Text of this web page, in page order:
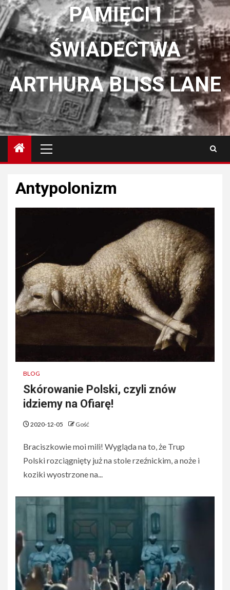
PAMIĘCI I
ŚWIADECTWA
ARTHURA BLISS LANE
główne
Antypolonizm
BLOG
Skórowanie Polski, czyli znów
idziemy na Ofiarę!
2020-12-05 Gość
Braciszkowie moi mili! Wygląda na to, że Trup
Polski rozciągnięty już na stole rzeźnickim, a noże i
koziki wyostrzone na...